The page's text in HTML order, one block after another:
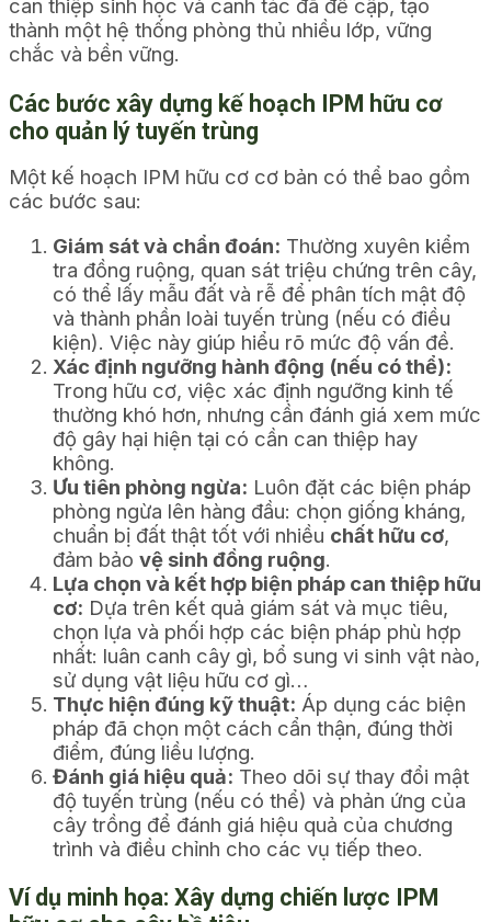
can thiệp sinh học và canh tác đã đề cập, tạo
thành một hệ thống phòng thủ nhiều lớp, vững
chắc và bền vững.
Các bước xây dựng kế hoạch IPM hữu cơ
cho quản lý tuyến trùng
Một kế hoạch IPM hữu cơ cơ bản có thể bao gồm
các bước sau:
Giám sát và chẩn đoán: Thường xuyên kiểm
tra đồng ruộng, quan sát triệu chứng trên cây,
có thể lấy mẫu đất và rễ để phân tích mật độ
và thành phần loài tuyến trùng (nếu có điều
kiện). Việc này giúp hiểu rõ mức độ vấn đề.
Xác định ngưỡng hành động (nếu có thể):
Trong hữu cơ, việc xác định ngưỡng kinh tế
thường khó hơn, nhưng cần đánh giá xem mức
độ gây hại hiện tại có cần can thiệp hay
không.
Ưu tiên phòng ngừa: Luôn đặt các biện pháp
phòng ngừa lên hàng đầu: chọn giống kháng,
chuẩn bị đất thật tốt với nhiều chất hữu cơ,
đảm bảo vệ sinh đồng ruộng.
Lựa chọn và kết hợp biện pháp can thiệp hữu
cơ: Dựa trên kết quả giám sát và mục tiêu,
chọn lựa và phối hợp các biện pháp phù hợp
nhất: luân canh cây gì, bổ sung vi sinh vật nào,
sử dụng vật liệu hữu cơ gì…
Thực hiện đúng kỹ thuật: Áp dụng các biện
pháp đã chọn một cách cẩn thận, đúng thời
điểm, đúng liều lượng.
Đánh giá hiệu quả: Theo dõi sự thay đổi mật
độ tuyến trùng (nếu có thể) và phản ứng của
cây trồng để đánh giá hiệu quả của chương
trình và điều chỉnh cho các vụ tiếp theo.
Ví dụ minh họa: Xây dựng chiến lược IPM